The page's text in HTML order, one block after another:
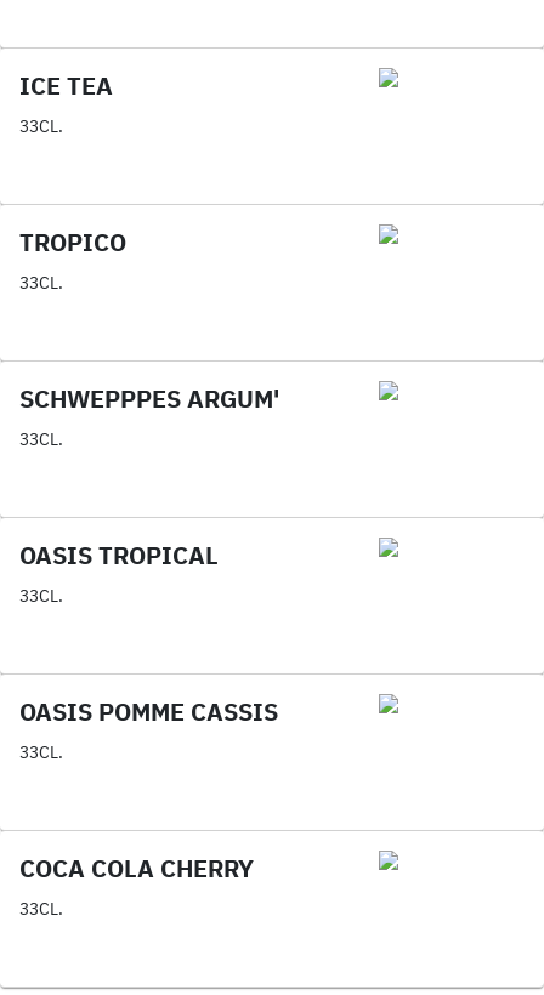
ICE TEA
33CL.
TROPICO
33CL.
SCHWEPPPES ARGUM'
33CL.
OASIS TROPICAL
33CL.
OASIS POMME CASSIS
33CL.
COCA COLA CHERRY
33CL.